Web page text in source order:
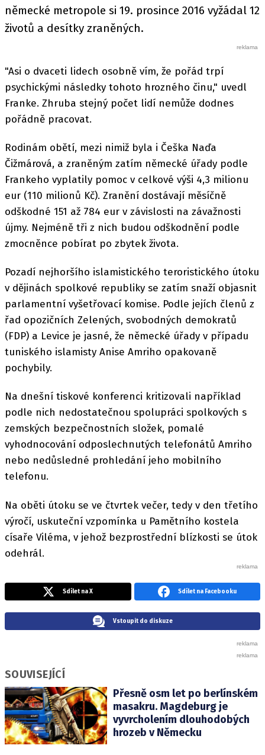
německé metropole si 19. prosince 2016 vyžádal 12
životů a desítky zraněných.
"Asi o dvaceti lidech osobně vím, že pořád trpí
psychickými následky tohoto hrozného činu," uvedl
Franke. Zhruba stejný počet lidí nemůže dodnes
pořádně pracovat.
Rodinám obětí, mezi nimiž byla i Češka Naďa
Čižmárová, a zraněným zatím německé úřady podle
Frankeho vyplatily pomoc v celkové výši 4,3 milionu
eur (110 milionů Kč). Zranění dostávají měsíčně
odškodné 151 až 784 eur v závislosti na závažnosti
újmy. Nejméně tři z nich budou odškodnění podle
zmocněnce pobírat po zbytek života.
Pozadí nejhoršího islamistického teroristického útoku
v dějinách spolkové republiky se zatím snaží objasnit
parlamentní vyšetřovací komise. Podle jejích členů z
řad opozičních Zelených, svobodných demokratů
(FDP) a Levice je jasné, že německé úřady v případu
tuniského islamisty Anise Amriho opakovaně
pochybily.
Na dnešní tiskové konferenci kritizovali například
podle nich nedostatečnou spolupráci spolkových s
zemských bezpečnostních složek, pomalé
vyhodnocování odposlechnutých telefonátů Amriho
nebo nedůsledné prohledání jeho mobilního
telefonu.
Na oběti útoku se ve čtvrtek večer, tedy v den třetího
výročí, uskuteční vzpomínka u Pamětního kostela
císaře Viléma, v jehož bezprostřední blízkosti se útok
odehrál.
Sdílet na X Sdílet na Facebooku
Vstoupit do diskuze
SOUVISEJÍCÍ
Přesně osm let po berlínském
masakru. Magdeburg je
vyvrcholením dlouhodobých
hrozeb v Německu